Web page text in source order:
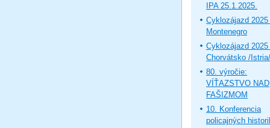
IPA 25.1.2025.
Cyklozájazd 2025
Montenegro
Cyklozájazd 2025
Chorvátsko /Istria/
80. výročie:
VÍŤAZSTVO NAD
FAŠIZMOM
10. Konferencia
policajných